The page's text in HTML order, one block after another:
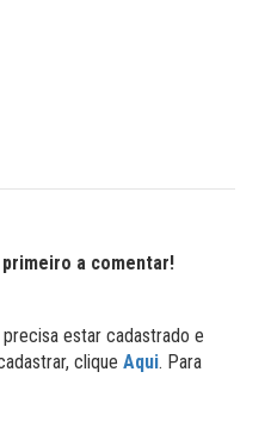
a comentar!
estar cadastrado e
clique Aqui. Para